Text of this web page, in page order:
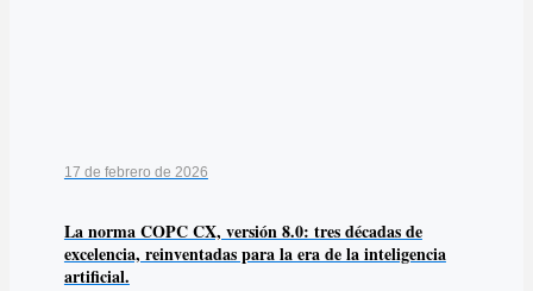
17 de febrero de 2026
La norma COPC CX, versión 8.0: tres décadas de
excelencia, reinventadas para la era de la inteligencia
artificial.